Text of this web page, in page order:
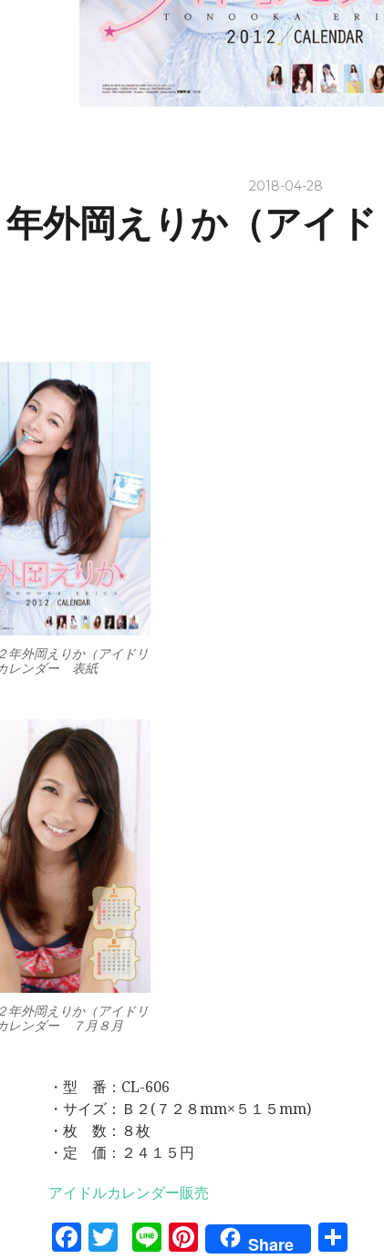
2018-04-28
年外岡えりか（アイ
年外岡えりか（アイドリ
レンダー 表紙
年外岡えりか（アイドリ
レンダー ７月８月
・型 番：CL-606
・サイズ：Ｂ２(７２８mm×５１５mm)
・枚 数：８枚
・定 価：２４１５円
アイドルカレンダー販売
Facebook
Twitter
LinePinterest
Share